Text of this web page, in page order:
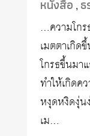
หนังสือ ,
…ความโกร
เมตตาเกิ
โกรธขึ้นมา
ทำให้เกิดค
หงุดหงิดงุ่น
เม…